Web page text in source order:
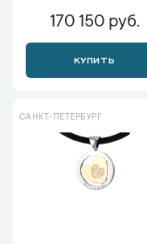
170 150 руб.
КУПИТЬ
САНКТ-ПЕТЕРБУРГ